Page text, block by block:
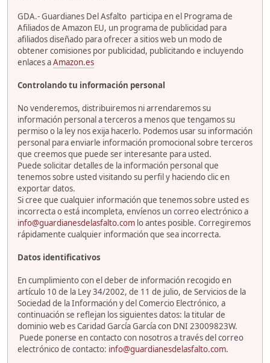
GDA.- Guardianes Del Asfalto participa en el Programa de
Afiliados de Amazon EU, un programa de publicidad para
afiliados diseñado para ofrecer a sitios web un modo de
obtener comisiones por publicidad, publicitando e incluyendo
enlaces aAmazon.es
Controlando tu información personal
No venderemos, distribuiremos ni arrendaremos su
información personal a terceros a menos que tengamos su
permiso o la ley nos exija hacerlo. Podemos usar su información
personal para enviarle información promocional sobre terceros
que creemos que puede ser interesante para usted.
Puede solicitar detalles de la información personal que
tenemos sobre usted visitando su perfil y haciendo clic en
exportar datos.
Si cree que cualquier información que tenemos sobre usted es
incorrecta o está incompleta, envíenos un correo electrónico a
info@guardianesdelasfalto.com lo antes posible. Corregiremos
rápidamente cualquier información que sea incorrecta.
Datos identificativos
En cumplimiento con el deber de información recogido en
artículo 10 de la Ley 34/2002, de 11 de julio, de Servicios de la
Sociedad de la Información y del Comercio Electrónico, a
continuación se reflejan los siguientes datos: la titular de
dominio web es Caridad García García con DNI 23009823W.
Puede ponerse en contacto con nosotros a través del correo
electrónico de contacto: info@guardianesdelasfalto.com.